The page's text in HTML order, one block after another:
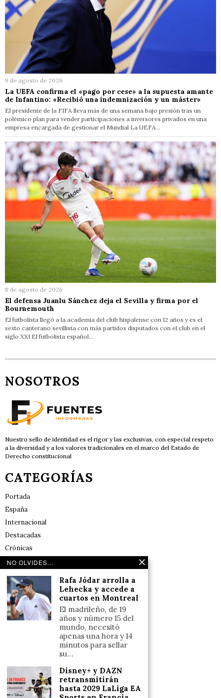
9 de agosto de 2026
La UEFA confirma el «pago por cese» a la supuesta amante
de Infantino: «Recibió una indemnización y un máster»
El presidente de la FIFA lleva más de una semana bajo presión tras un
polémico plan para vender participaciones a inversores privados en una
empresa encargada de gestionar el Mundial La UEFA…
8 de agosto de 2026
El defensa Juanlu Sánchez deja el Sevilla y firma por el
Bournemouth
El futbolista llegó a la academia del club hispalense con 12 años y es el
sexto canterano sevillista con más partidos disputados con el club en el
siglo XXI El futbolista español…
NOSOTROS
Nuestro sello de identidad es el rigor y las exclusivas, con especial respeto
a la diversidad y a los valores tradicionales en el marco del Estado de
Derecho constitucional
CATEGORÍAS
Portada
España
Internacional
Destacadas
Crónicas
Noticias de deportes en España
Reflexiones
LINKS
Política de cookies (UE)
NO OLVIDES...
Rafa Jódar arrolla a
Lehecka y accede a
cuartos en Montreal
El madrileño, de 19
años y número 15 del
mundo, necesitó
apenas una hora y 14
minutos para sellar
su…
Disney+ y DAZN
retransmitirán
hasta 2029 LaLiga EA